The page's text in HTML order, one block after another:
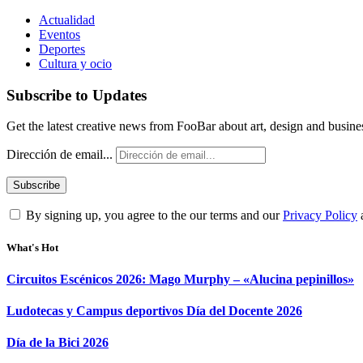
Actualidad
Eventos
Deportes
Cultura y ocio
Subscribe to Updates
Get the latest creative news from FooBar about art, design and
Dirección de email...
By signing up, you agree to the our terms and ourPrivacy Policy
What's Hot
Circuitos Escénicos 2026: Mago Murphy – «Alucina pepinillos»
Ludotecas y Campus deportivos Día del Docente 2026
Día de la Bici 2026